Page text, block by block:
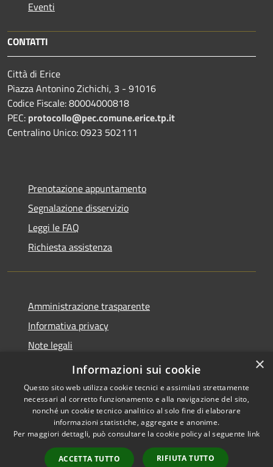
Eventi
CONTATTI
Città di Erice
Piazza Antonino Zichichi, 3 - 91016
Codice Fiscale: 80004000818
PEC: protocollo@pec.comune.erice.tp.it
Centralino Unico: 0923 502111
Prenotazione appuntamento
Segnalazione disservizio
Leggi le FAQ
Richiesta assistenza
Amministrazione trasparente
Informativa privacy
Note legali
Dichiarazione di accessibilità
Accessibilità
Copyright © 2026 • Città di
Erice • Powered by
Municipium•
Accesso
×
Informazioni sui cookie
Questo sito web utilizza cookie tecnici e assimilati strettamente
necessari al corretto funzionamento e alla navigazione del sito,
nonché un cookie tecnico analitico al solo fine di elaborare
informazioni statistiche, aggregate e anonime.
Per maggiori dettagli, può consultare la cookie policy al seguente link
ACCETTA TUTTO RIFIUTA TUTTO